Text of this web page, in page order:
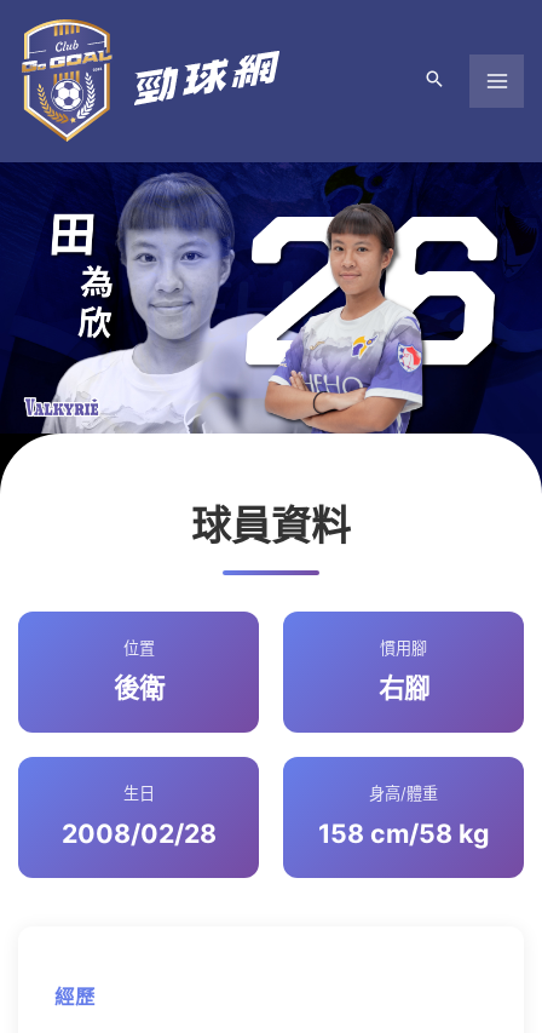
球員資料
位置
後衛
慣用腳
右腳
生日
2008/02/28
身高/體重
158 cm/58 kg
經歷